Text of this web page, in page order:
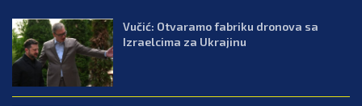
Vučić: Otvaramo fabriku dronova sa
Izraelcima za Ukrajinu